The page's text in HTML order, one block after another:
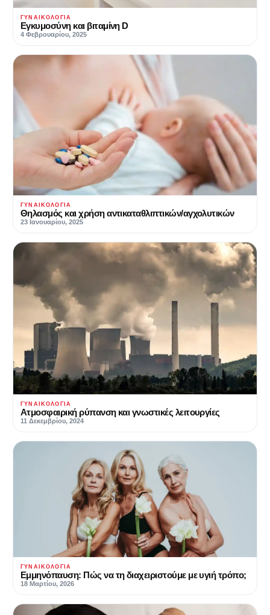
ΓΥΝΑΙΚΟΛΟΓΊΑ
Εγκυμοσύνη και βιταμίνη D
4 Φεβρουαρίου, 2025
ΓΥΝΑΙΚΟΛΟΓΊΑ
Θηλασμός και χρήση αντικαταθλιπτικών/αγχολυτικών
23 Ιανουαρίου, 2025
ΓΥΝΑΙΚΟΛΟΓΊΑ
Aτμοσφαιρική ρύπανση και γνωστικές λειτουργίες
11 Δεκεμβρίου, 2024
ΓΥΝΑΙΚΟΛΟΓΊΑ
Εμμηνόπαυση: Πώς να τη διαχειριστούμε με υγιή τρόπο;
18 Μαρτίου, 2026